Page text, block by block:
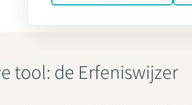
tool: de Erfeniswijzer